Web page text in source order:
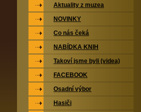
Aktuality z muzea
NOVINKY
Co nás čeká
NABÍDKA KNIH
Takoví jsme byli (videa)
FACEBOOK
Osadní výbor
Hasiči